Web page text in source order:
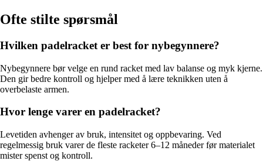
Ofte stilte spørsmål
Hvilken padelracket er best for nybegynnere?
Nybegynnere bør velge en rund racket med lav balanse og myk kjerne.
Den gir bedre kontroll og hjelper med å lære teknikken uten å
overbelaste armen.
Hvor lenge varer en padelracket?
Levetiden avhenger av bruk, intensitet og oppbevaring. Ved
regelmessig bruk varer de fleste racketer 6–12 måneder før materialet
mister spenst og kontroll.